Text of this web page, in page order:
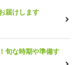
届けします
旬な時期や準備す